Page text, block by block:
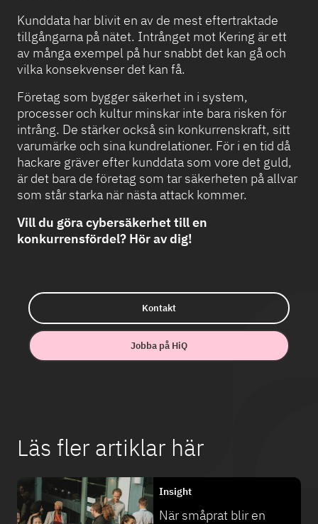
Kunddata har blivit en av de mest eftertraktade
tillgångarna på nätet. Intrånget mot Kering är ett
av många exempel på hur snabbt det kan gå och
vilka konsekvenser det kan få.
Företag som bygger säkerhet in i system,
processer och kultur minskar inte bara risken för
intrång. De stärker också sin konkurrenskraft, sitt
varumärke och sina kundrelationer. För i en tid då
hackare gräver efter kunddata som vore det guld,
är det bara de företag som tar säkerheten på allvar
som står starka när nästa attack kommer.
Vill du göra cybersäkerhet till en
konkurrensfördel? Hör av dig!
Kontakt
Jobba på HiQ
Läs fler artiklar här
Insight
När småprat blir en